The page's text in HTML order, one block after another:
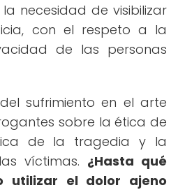
necesidad de visibilizar
con el respeto a la
de las personas
sufrimiento en el arte
sobre la ética de
de la tragedia y la
víctimas. ¿Hasta qué
utilizar el dolor ajeno